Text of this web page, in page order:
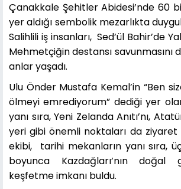
Çanakkale Şehitler Abidesi’nde 60
yer aldığı sembolik mezarlıkta
Salihlili iş insanları, Sed’ül Bahir’de
Mehmetçiğin destansı savunmasını
anlar yaşadı.
Ulu Önder Mustafa Kemal’in “Ben
ölmeyi emrediyorum” dediği yer olan
yanı sıra, Yeni Zelanda Anıtı’nı,
yeri gibi önemli noktaları da ziyaret
ekibi, tarihi mekanların yanı sıra,
boyunca Kazdağları’nın doğal
keşfetme imkanı buldu.